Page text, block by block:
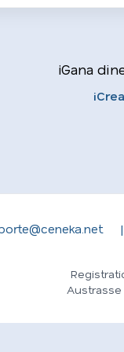
¡Gana
|
Austrasse